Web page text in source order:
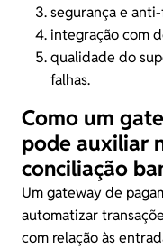
segurança e
integração com
qualidade do
falhas.
Como um
pode auxiliar
conciliação
Um gateway de
automatizar
com relação às